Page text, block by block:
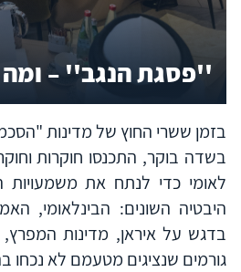
''פסגת הנגב'' –
בזמן ששרי החוץ של מדינות
בשדה בוקר, התכנסו חוקרות
לאומי כדי לנתח את משמעויות
היבטיה השונים: הבינלאומי,
בדגש על איראן, מדינות המפרץ,
גורמים שנציגים מטעמם לא נכחו